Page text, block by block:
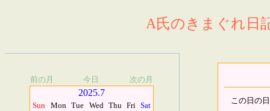
A氏のきまぐれ日
前の月 今日 次の月
2025.7
Sun Mon Tue Wed Thu Fri Sat
この日の